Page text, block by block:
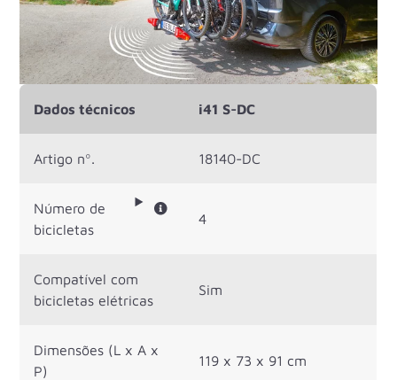
Dados técnicos i41 S-DC
Artigo nº. 18140-DC
Número de
bicicletas
4
Compatível com
bicicletas elétricas
Sim
Dimensões (L x A x
P)
119 x 73 x 91 cm